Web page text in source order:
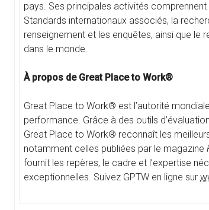
pays. Ses principales activités
Standards internationaux associés, la
renseignement et les enquêtes, ainsi que
dans le monde.
À propos de Great Place to Work®
Great Place to Work® est l’autorité
performance. Grâce à des outils
Great Place to Work® reconnaît les
notamment celles publiées par le magazine
fournit les repères, le cadre et l’expertise
exceptionnelles. Suivez GPTW en ligne sur